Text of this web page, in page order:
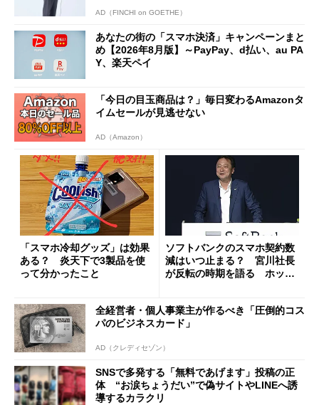
AD（FINCHI on GOETHE）
あなたの街の「スマホ決済」キャンペーンまと
め【2026年8月版】～PayPay、d払い、au PA
Y、楽天ペイ
「今日の目玉商品は？」毎日変わるAmazonタ
イムセールが見逃せない
AD（Amazon）
「スマホ冷却グッズ」は効果
ある？ 炎天下で3製品を使
って分かったこと
ソフトバンクのスマホ契約数
減はいつ止まる？ 宮川社長
が反転の時期を語る ホッピ
全経営者・個人事業主が作るべき「圧倒的コス
パのビジネスカード」
AD（クレディセゾン）
SNSで多発する「無料であげます」投稿の正
体 “お涙ちょうだい”で偽サイトやLINEへ誘
導するカラクリ